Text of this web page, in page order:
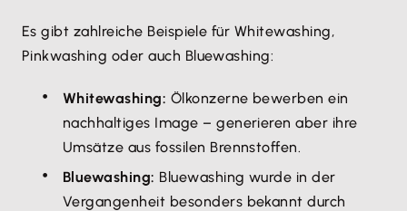
Es gibt zahlreiche Beispiele für Whitewashing,
Pinkwashing oder auch Bluewashing:
Whitewashing: Ölkonzerne bewerben ein
nachhaltiges Image – generieren aber ihre
Umsätze aus fossilen Brennstoffen.
Bluewashing: Bluewashing wurde in der
Vergangenheit besonders bekannt durch